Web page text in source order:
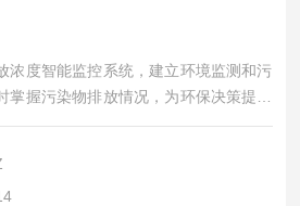
浓度智能监控系统，建立环境监测和污
掌握污染物排放情况，为环保决策提供